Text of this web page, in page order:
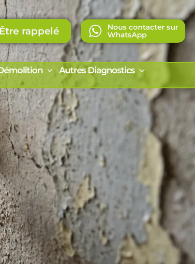
Être rappelé
Nous contacter sur
WhatsApp
Autres Diagnostics